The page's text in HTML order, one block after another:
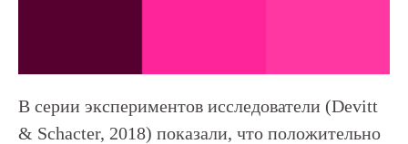
В серии экспериментов исследователи (Devitt
& Schacter, 2018) показали, что положительно